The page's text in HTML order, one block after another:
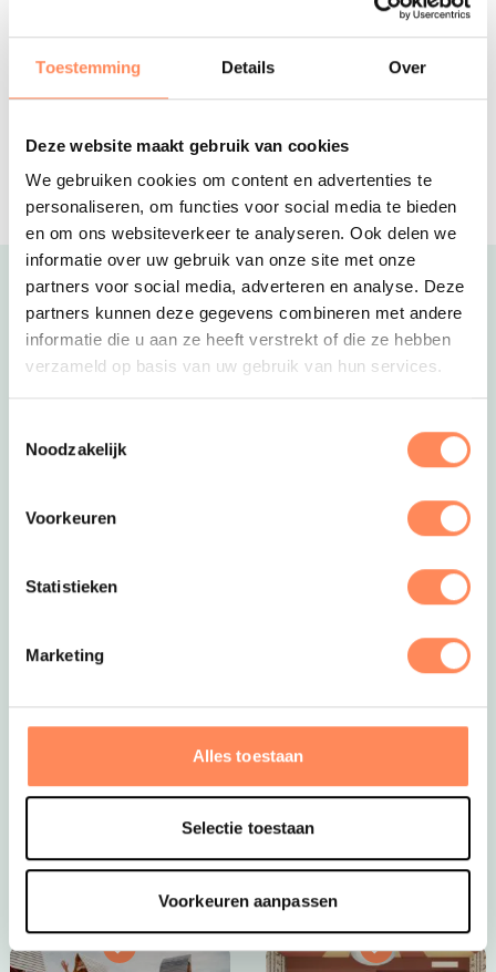
Toestemming Details Over
Deze website maakt gebruik van cookies
We gebruiken cookies om content en advertenties te
personaliseren, om functies voor social media te bieden
en om ons websiteverkeer te analyseren. Ook delen we
informatie over uw gebruik van onze site met onze
partners voor social media, adverteren en analyse. Deze
partners kunnen deze gegevens combineren met andere
informatie die u aan ze heeft verstrekt of die ze hebben
verzameld op basis van uw gebruik van hun services.
Noodzakelijk
Voorkeuren
Statistieken
Marketing
Alles toestaan
Selectie toestaan
Voorkeuren aanpassen
Midden in het groen en op fietsafstand
ligt dit vakantiepark met het grootste
Reserveer
Uitgelicht
eindeloos in de natuur, bouwen ze hutten, spetteren ze
avontuur. Een paradijs voor jonge ontdekkers én een
plek waar ouders helemaal tot rust komen.
Bekijk Huttopia de Roos